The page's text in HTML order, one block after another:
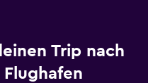
Trip nach